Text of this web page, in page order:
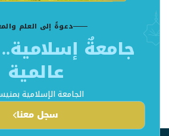
دعوةٌ إلى العلم
جامعةٌ
عالمية
الجامعة الإسلامية
سجل معنا